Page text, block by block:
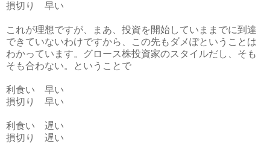
損切り 早い
これが理想ですが、まあ、投資を開始していままでに到達
できていないわけですから、この先もダメぽということは
わかっています。グロース株投資家のスタイルだし、そも
そも合わない。ということで
利食い 早い
損切り 早い
利食い 遅い
損切り 遅い